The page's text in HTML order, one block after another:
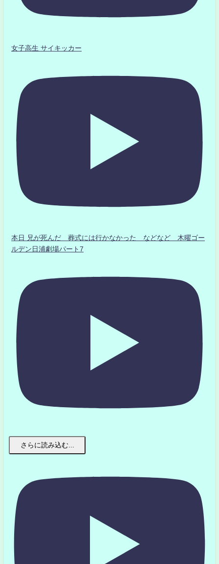
女子高生 サイキッカー
本日 兄が死んだ 葬式には行かなかった などなど 木曜ゴー
ルデン日浦劇場パート7
さらに読み込む...